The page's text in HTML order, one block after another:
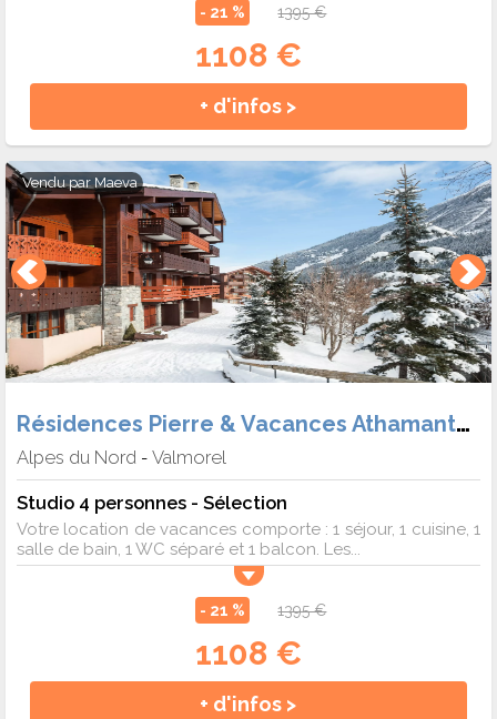
- 21 % 1395 €
1108 €
+ d'infos >
Vendu par Maeva
Résidences Pierre & Vacances Athamante et Valériane
Alpes du Nord - Valmorel
Studio 4 personnes - Sélection
Votre location de vacances comporte : 1 séjour, 1 cuisine, 1
salle de bain, 1 WC séparé et 1 balcon. Les...
- 21 % 1395 €
1108 €
+ d'infos >